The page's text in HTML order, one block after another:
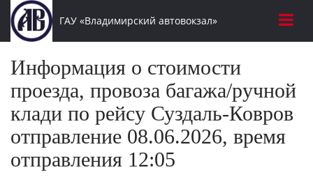
ГАУ «Владимирский автовокзал»
Информация о стоимости
проезда, провоза багажа/ручной
клади по рейсу Суздаль-Ковров
отправление 08.06.2026, время
отправления 12:05